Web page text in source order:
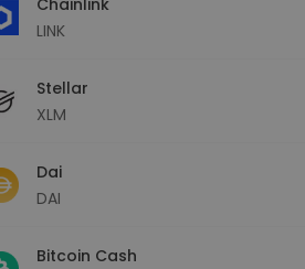
LINK
Stellar
XLM
Dai
DAI
Bitcoin Cash